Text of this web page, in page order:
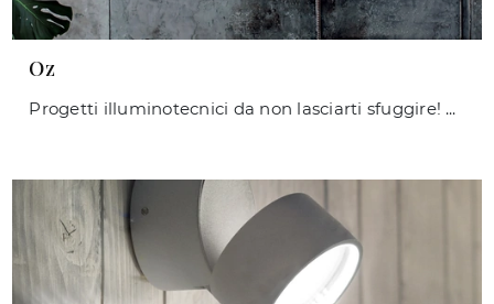
Oz
Progetti illuminotecnici da non lasciarti sfuggire! Ti presentiamo la lampada da parete Oz di Ideal Lux.